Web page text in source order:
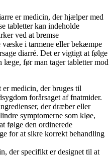
er medicin, der hjælper med
tabletter kan indeholde
ved at bremse
væske i tarmene eller bekæmpe
diarré. Det er vigtigt at følge
læge, før man tager tabletter mod
medicin, der bruges til
forårsaget af fnatmider.
der dræber eller
symptomerne som kløe,
følge den ordinerede
for at sikre korrekt behandling
der specifikt er designet til at